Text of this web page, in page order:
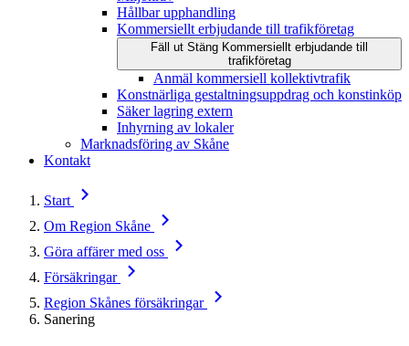
Hållbar upphandling
Kommersiellt erbjudande till trafikföretag
Fäll ut Stäng Kommersiellt erbjudande till
trafikföretag
Anmäl kommersiell kollektivtrafik
Konstnärliga gestaltningsuppdrag och konstinköp
Säker lagring extern
Inhyrning av lokaler
Marknadsföring av Skåne
Kontakt
Start
Om Region Skåne
Göra affärer med oss
Försäkringar
Region Skånes försäkringar
Sanering